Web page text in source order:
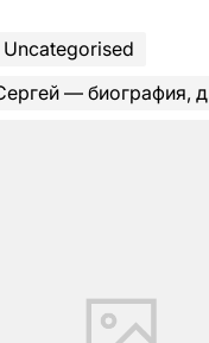
Uncategorised
факты. Новости и статьи о Сергее Трофимове